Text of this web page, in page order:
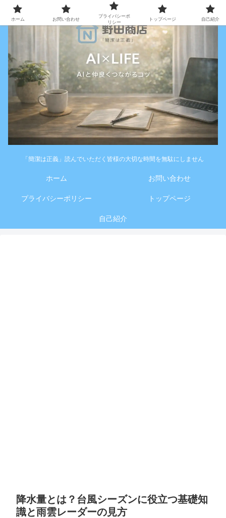
「簡潔は正義」読んでいただく皆様の大切な時間を無駄にしません
ホーム お問い合わせ
プライバシーポリシー トップページ
自己紹介
降水量とは？台風シーズンに役立つ基礎知
識と雨雲レーダーの見方
ホーム お問い合わせ
プライバシーポ
リシー
トップページ 自己紹介